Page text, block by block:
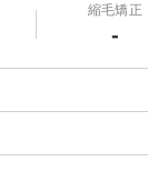
縮毛矯正
-